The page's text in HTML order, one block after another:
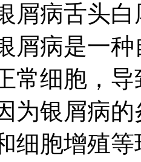
屑病舌头
屑病是一
常细胞，
为银屑病
细胞增殖